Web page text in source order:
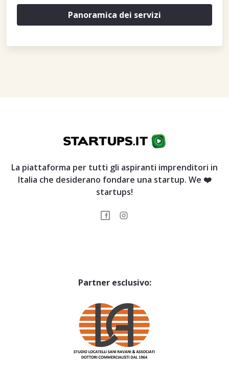
Panoramica dei servizi
La piattaforma per tutti gli aspiranti imprenditori in
Italia che desiderano fondare una startup. We ❤️
startups!
Partner esclusivo: